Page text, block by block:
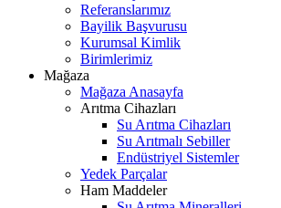
Referanslarımız
Bayilik Başvurusu
Kurumsal Kimlik
Birimlerimiz
Mağaza
Mağaza Anasayfa
Arıtma Cihazları
Su Arıtma Cihazları
Su Arıtmalı Sebiller
Endüstriyel Sistemler
Yedek Parçalar
Ham Maddeler